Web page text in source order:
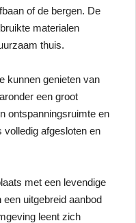
of de bergen. De
materialen
thuis.
kunnen genieten van
een groot
ontspanningsruimte en
afgesloten en
met een levendige
uitgebreid aanbod
leent zich